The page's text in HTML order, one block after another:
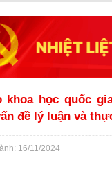
khoa học quốc
đề lý luận và
16/11/2024